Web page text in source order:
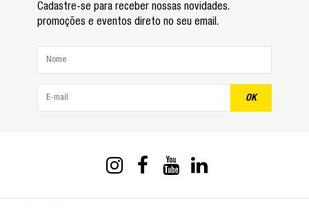
Cadastre-se para receber nossas novidades.
promoções e eventos direto no seu email.
OK